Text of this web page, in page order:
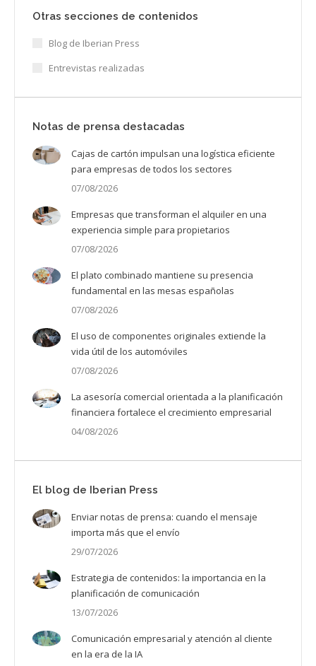
Otras secciones de contenidos
Blog de Iberian Press
Entrevistas realizadas
Notas de prensa destacadas
Cajas de cartón impulsan una logística eficiente
para empresas de todos los sectores
07/08/2026
Empresas que transforman el alquiler en una
experiencia simple para propietarios
07/08/2026
El plato combinado mantiene su presencia
fundamental en las mesas españolas
07/08/2026
El uso de componentes originales extiende la
vida útil de los automóviles
07/08/2026
La asesoría comercial orientada a la planificación
financiera fortalece el crecimiento empresarial
04/08/2026
El blog de Iberian Press
Enviar notas de prensa: cuando el mensaje
importa más que el envío
29/07/2026
Estrategia de contenidos: la importancia en la
planificación de comunicación
13/07/2026
Comunicación empresarial y atención al cliente
en la era de la IA